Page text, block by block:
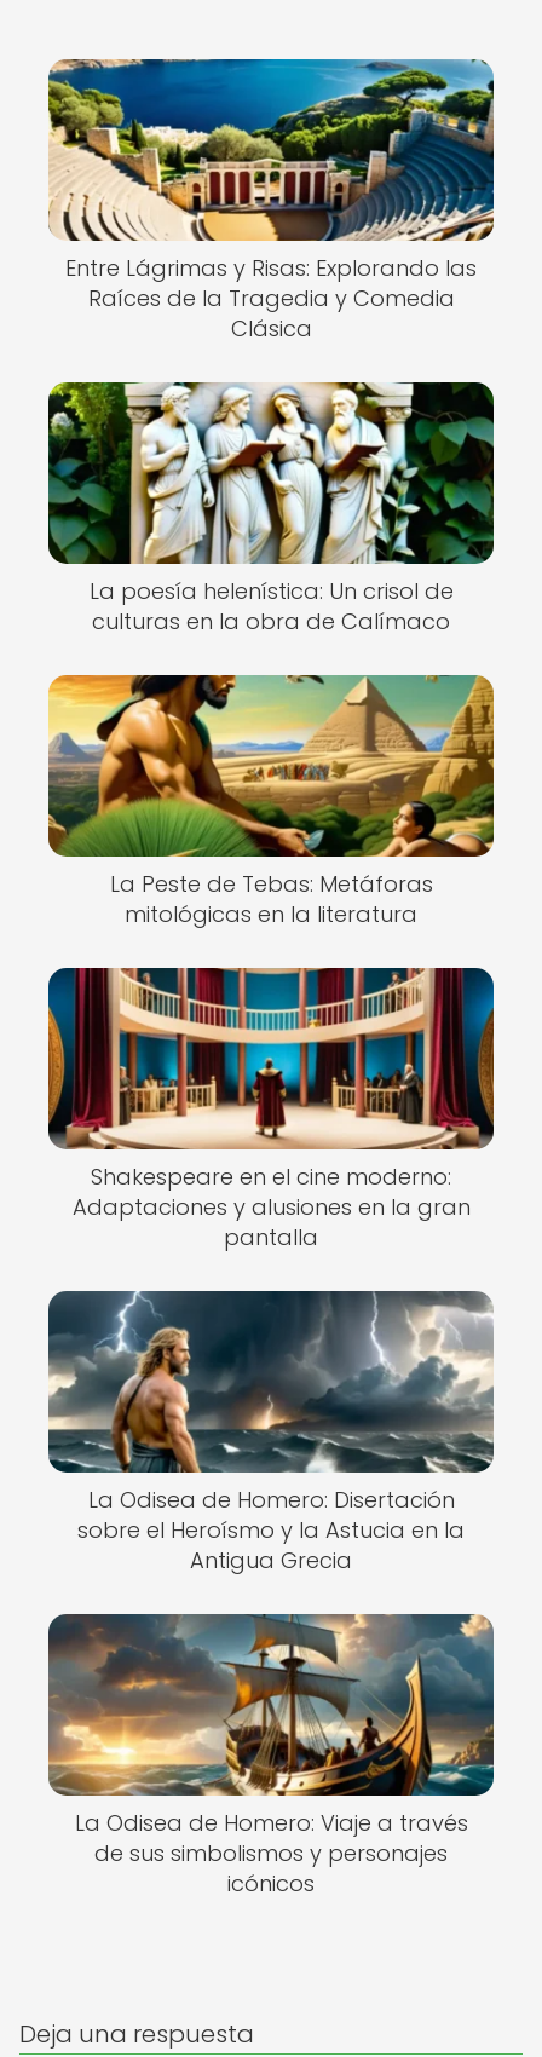
Entre Lágrimas y Risas: Explorando las
Raíces de la Tragedia y Comedia
Clásica
La poesía helenística: Un crisol de
culturas en la obra de Calímaco
La Peste de Tebas: Metáforas
mitológicas en la literatura
Shakespeare en el cine moderno:
Adaptaciones y alusiones en la gran
pantalla
La Odisea de Homero: Disertación
sobre el Heroísmo y la Astucia en la
Antigua Grecia
La Odisea de Homero: Viaje a través
de sus simbolismos y personajes
icónicos
Deja una respuesta